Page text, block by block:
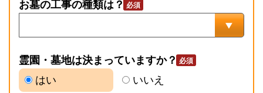
お墓の工事の種類は？
霊園・墓地は決まっていますか？
はい
いいえ